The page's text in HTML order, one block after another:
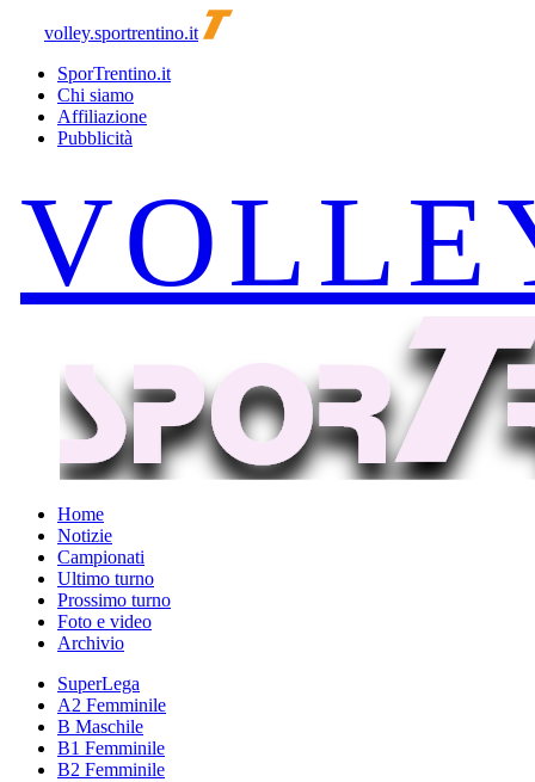
volley.sportrentino.it
SporTrentino.it
Chi siamo
Affiliazione
Pubblicità
Home
Notizie
Campionati
Ultimo turno
Prossimo turno
Foto e video
Archivio
SuperLega
A2 Femminile
B Maschile
B1 Femminile
B2 Femminile